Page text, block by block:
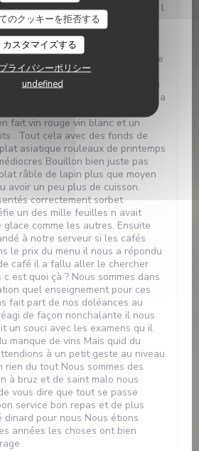
のクッキーを拒否する
カスタマイズする
プライバシーポリシー
undefined
12h30 Nous sommes arrivés à l
ni blanc Nous avons eu des
encore une personne a reçu
Ensuite plus de pain.. Par
demandé si apéritif était compris le
pas la réponse est allé se
son responsable. La question ou
mal comprise mais enfin on nous a
avons alors demandé ce qui
fait vin rouge vin blanc et un
. Tout cela avec des fonds de
asiatique rouleaux de printemps
Bouillon bien juste pas
râble de lapin plus que moyen
avoir un peu plus de cuisson.
correctement sorbet
un des mille feuilles n avait
glace comme les autres. Ensuite
à notre serveur si les cafés
le prix du menu il nous a répondu
café il a fallu aller le chercher
est quoi çà ? Nous sommes dans
quel enseignement pour ces
fait part de nos doléances au
de façon nonchalante il nous
un souci avec les examens qu il
manque de vins Mais quid du
à un petit geste au niveau
rien du tout Nous sommes des
à bruz et de saint malo nous
vous dire que tout se passe
service bon repas et de plus
dinard pour nous Nous étions
années les choses ont bien